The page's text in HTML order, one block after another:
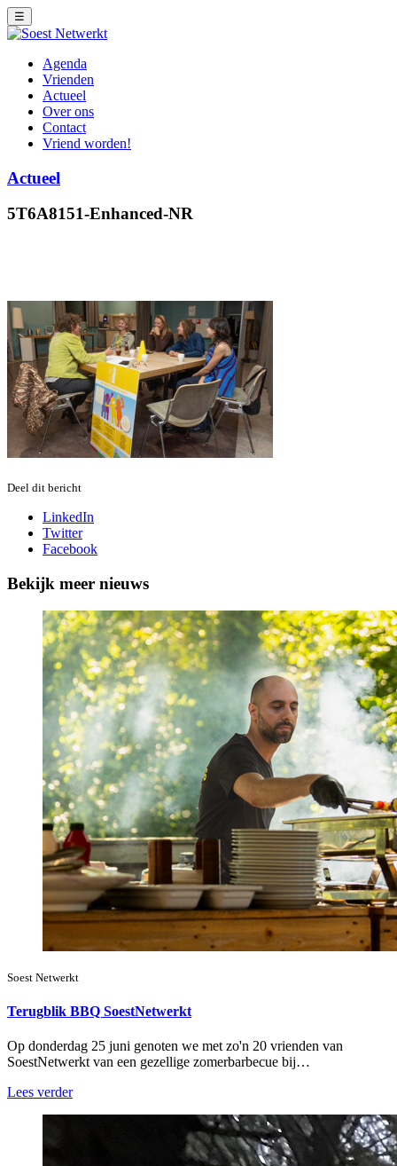
☰
Agenda
Vrienden
Actueel
Over ons
Contact
Vriend worden!
Actueel
5T6A8151-Enhanced-NR
Deel dit bericht
LinkedIn
Twitter
Facebook
Bekijk meer nieuws
Soest Netwerkt
Terugblik BBQ SoestNetwerkt
Op donderdag 25 juni genoten we met zo'n 20 vrienden van
SoestNetwerkt van een gezellige zomerbarbecue bij…
Lees verder